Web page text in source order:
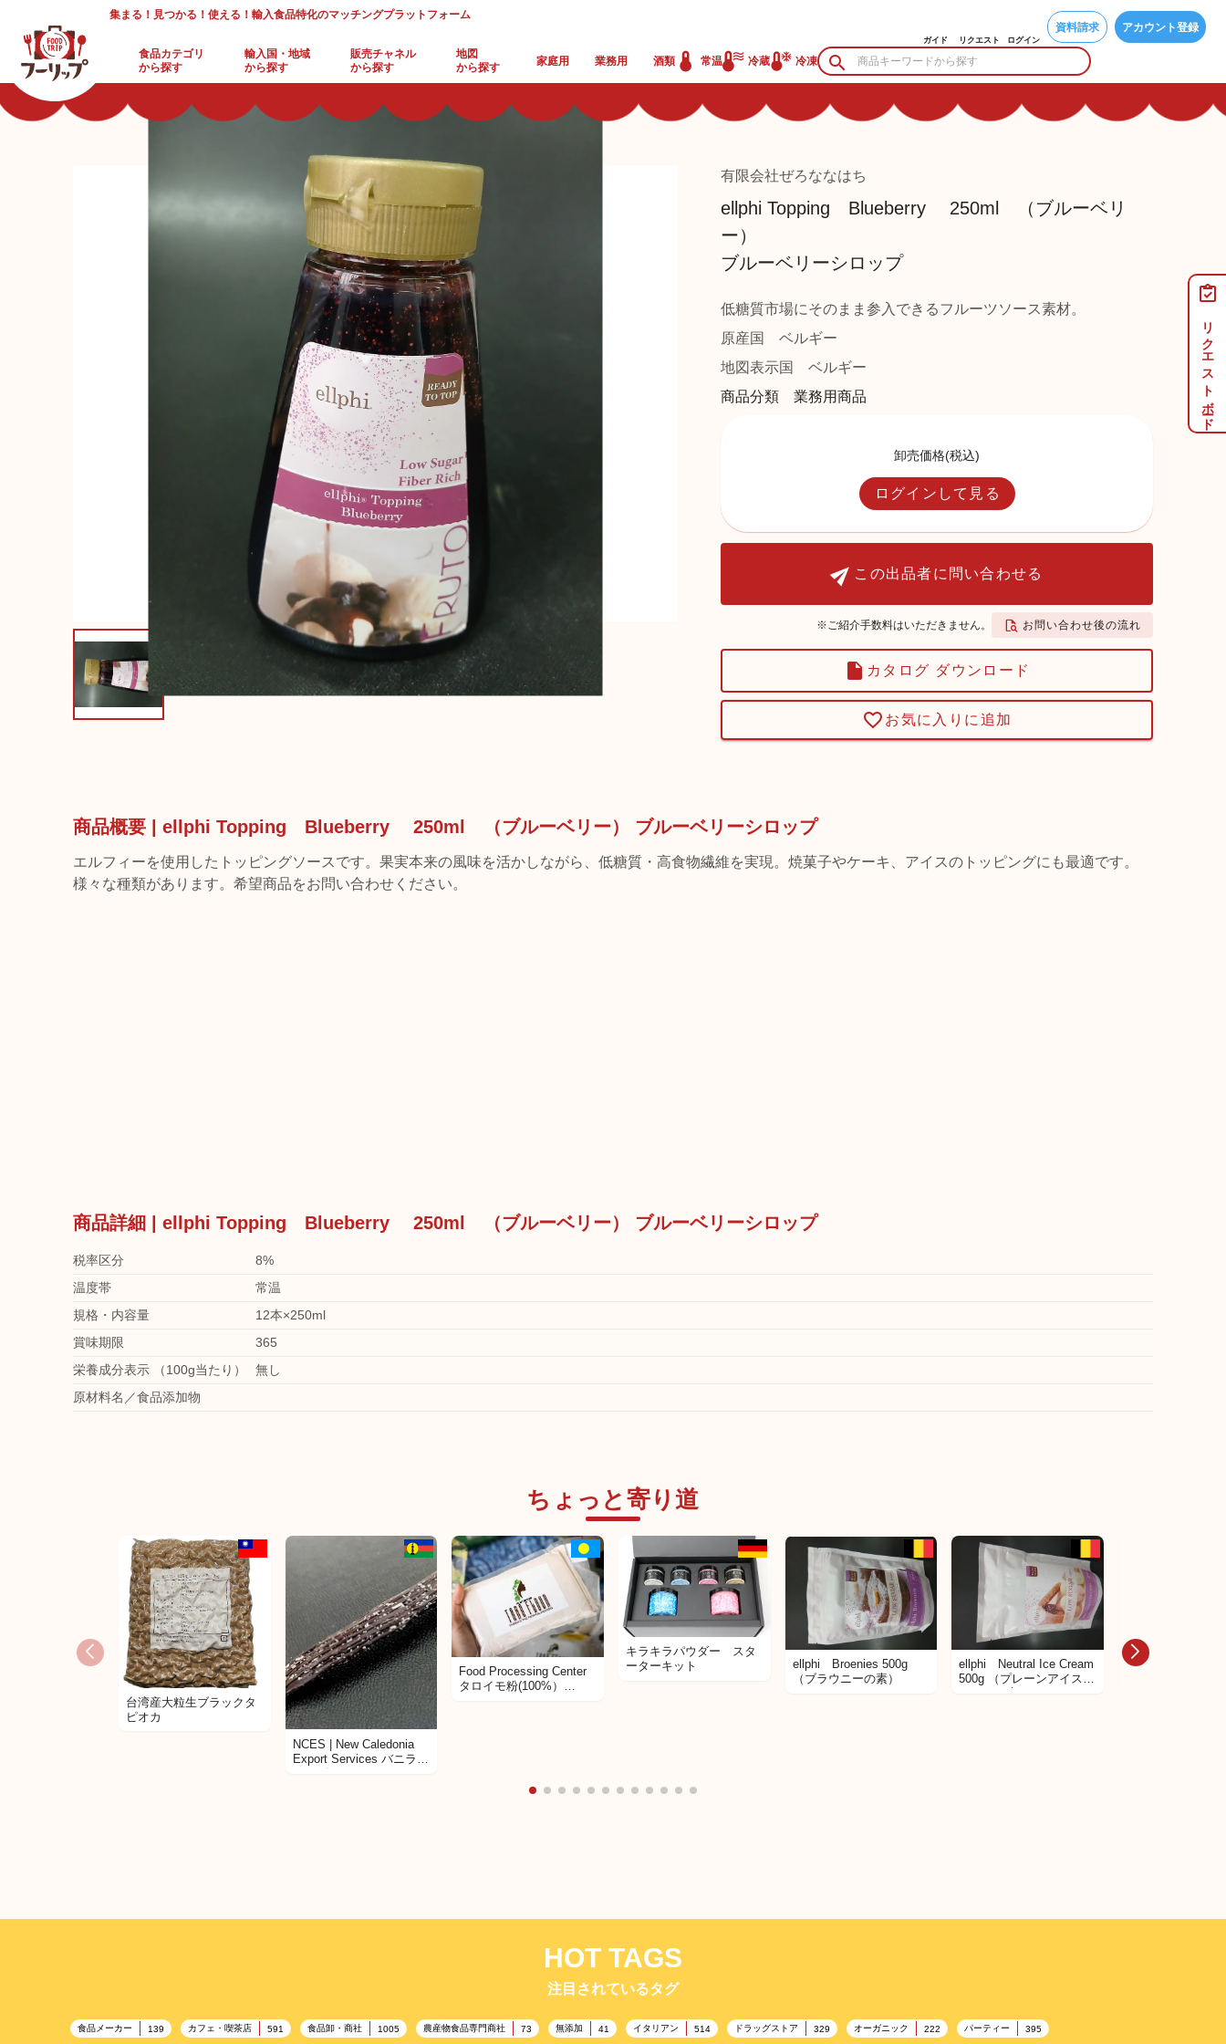
集まる！見つかる！使える！輸入食品特化のマッチングプラットフォーム
資料請求
アカウント登録
ガイド リクエスト ログイン
食品カテゴリ
から探す
輸入国・地域
から探す
販売チャネル
から探す
地図
から探す
家庭用 業務用 酒類 常温 冷蔵 冷凍
有限会社ぜろななはち
ellphi Topping Blueberry 250ml （ブルーベリ
ー）
ブルーベリーシロップ
低糖質市場にそのまま参入できるフルーツソース素材。
原産国
ベルギー
地図表示国
ベルギー
商品分類 業務用商品
卸売価格(税込)
ログインして見る
この出品者に問い合わせる
※ご紹介手数料はいただきません。 お問い合わせ後の流れ
カタログ ダウンロード
お気に入りに追加
商品概要 | ellphi Topping Blueberry 250ml （ブルーベリー） ブルーベリーシロップ
エルフィーを使用したトッピングソースです。果実本来の風味を活かしながら、低糖質・高食物繊維を実現。焼菓子やケーキ、アイスのトッピングにも最適です。
様々な種類があります。希望商品をお問い合わせください。
商品詳細 | ellphi Topping Blueberry 250ml （ブルーベリー） ブルーベリーシロップ
税率区分
8%
温度帯
常温
規格・内容量
12本×250ml
賞味期限
365
栄養成分表示 （100g当たり）
無し
原材料名／食品添加物
ちょっと寄り道
台湾産大粒生ブラックタ
ピオカ
NCES | New Caledonia
Export Services バニラビ
日本未発売
Food Processing Center
タロイモ粉(100%）
キラキラパウダー スタ
ーターキット
ellphi Broenies 500g
（ブラウニーの素）
ellphi Neutral Ice Cream
500g （プレーンアイスク
ellphi Rocher
HOT TAGS
注目されているタグ
食品メーカー 139 カフェ・喫茶店 591 食品卸・商社 1005 農産物食品専門商社 73 無添加 41 イタリアン 514 ドラッグストア 329 オーガニック 222 パーティー 395
リクエストボード